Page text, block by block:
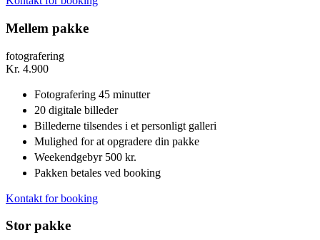
Mellem pakke
fotografering
Kr. 4.900
Fotografering 45 minutter
20 digitale billeder
Billederne tilsendes i et personligt galleri
Mulighed for at opgradere din pakke
Weekendgebyr 500 kr.
Pakken betales ved booking
Kontakt for booking
Stor pakke